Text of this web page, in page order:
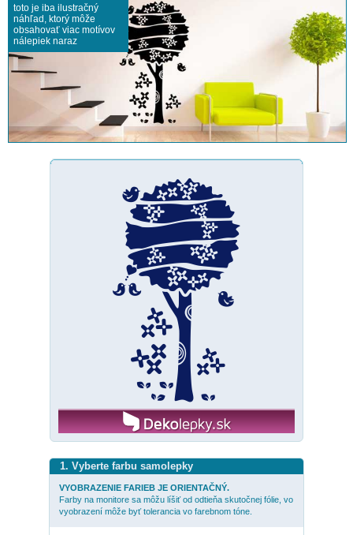
toto je iba ilustračný
náhľad, ktorý môže
obsahovať viac motívov
nálepiek naraz
1. Vyberte farbu samolepky
VYOBRAZENIE FARIEB JE ORIENTAČNÝ.
Farby na monitore sa môžu líšiť od odtieňa skutočnej fólie, vo
vyobrazení môže byť tolerancia vo farebnom tóne.